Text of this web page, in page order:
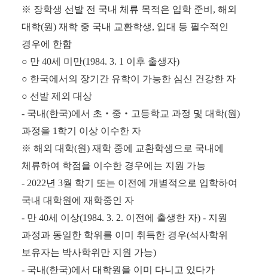
※ 장학생 선발 전 국내 체류 목적은 입학 준비 , 해외
대학(원) 재학 중 국내 교환학생, 입대 등 필수적인
경우에 한함
○ 만 40세 미만(1984. 3. 1 이후 출생자)
○ 한국에서의 장기간 유학이 가능한 심신 건강한 자
○ 선발 제외 대상
- 국내(한국)에서 초 ‧ 중 ‧ 고등학교 과정 및 대학(원)
과정을 1 학기 이상 이수한 자
※ 해외 대학(원) 재학 중에 교환학생으로 국내에
체류하여 학점을 이수한 경우에는 지원 가능
- 2022년 3월 학기 또는 이전에 개별적으로 입학하여
국내 대학원에 재학중인 자
- 만 40세 이상(1984. 3. 2. 이전에 출생한 자) - 지원
과정과 동일한 학위를 이미 취득한 경우(석사학위
보유자는 박사학위만 지원 가능)
- 국내(한국)에서 대학원을 이미 다니고 있다가